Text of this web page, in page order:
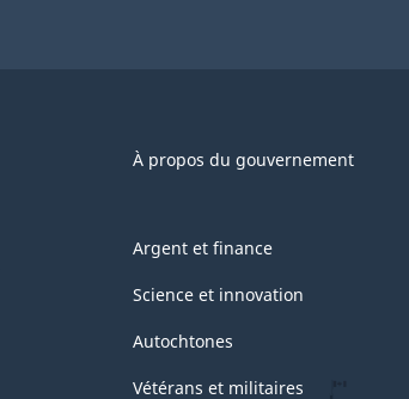
À propos du gouvernement
Argent et finance
Science et innovation
Autochtones
Vétérans et militaires